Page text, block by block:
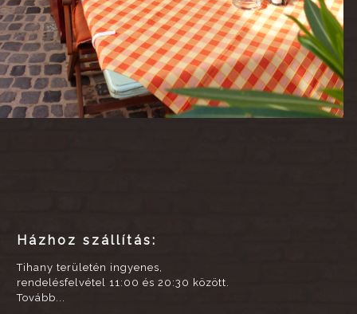
Házhoz szállítás:
Tihany területén ingyenes,
rendelésfelvétel 11:00 és 20:30 között.
Tovább...